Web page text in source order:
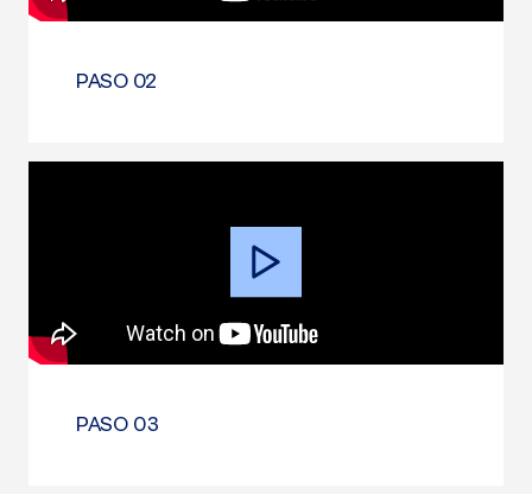
PASO 02
PASO 03